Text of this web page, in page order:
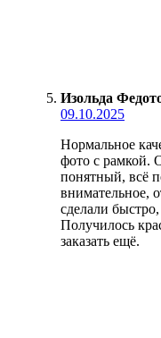
Изольда
09.10.2025
Нормальное
фото с рамкой.
понятный, всё
внимательное,
сделали
Получилось
заказать ещё.